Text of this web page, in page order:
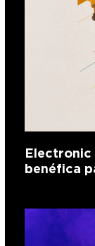
Electronic
benéfica